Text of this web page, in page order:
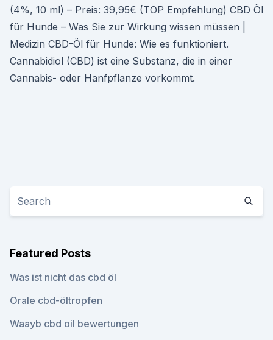
(4%, 10 ml) – Preis: 39,95€ (TOP Empfehlung) CBD Öl
für Hunde – Was Sie zur Wirkung wissen müssen |
Medizin CBD-Öl für Hunde: Wie es funktioniert.
Cannabidiol (CBD) ist eine Substanz, die in einer
Cannabis- oder Hanfpflanze vorkommt.
Featured Posts
Was ist nicht das cbd öl
Orale cbd-öltropfen
Waayb cbd oil bewertungen